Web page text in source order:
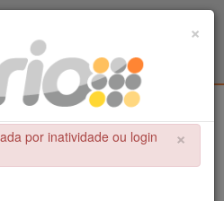
UFPB
×
A OPERAÇÃO
×
×
por inatividade ou login